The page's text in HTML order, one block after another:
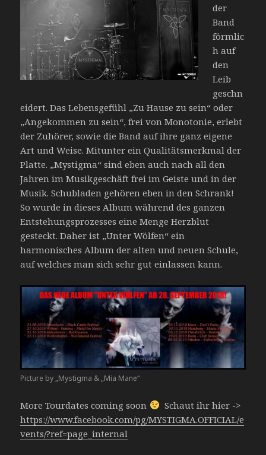
der
Band
förmlic
h auf
den
Leib
geschn
eidert. Das Lebensgefühl „Zu Hause zu sein“ oder
„Angekommen zu sein“, frei von Monotonie, erlebt
der Zuhörer, sowie die Band auf ihre ganz eigene
Art und Weise. Mitunter ein Qualitätsmerkmal der
Platte. „Mystigma“ sind eben auch nach all den
Jahren im Musikgeschäft frei im Geiste und in der
Musik. Schubladen gehören eben in den Schrank!
So wurde in dieses Album während des ganzen
Entstehungsprozesses eine Menge Herzblut
gesteckt. Daher ist „Unter Wölfen“ ein
harmonisches Album der alten und neuen Schule,
auf welches man sich sehr gut einlassen kann.
Picture by „Mystigma & „Mia Mane“
More Tourdates coming soon
Schaut ihr hier ->
https://www.facebook.com/pg/MYSTIGMA.OFFICIAL/e
vents/?ref=page_internal